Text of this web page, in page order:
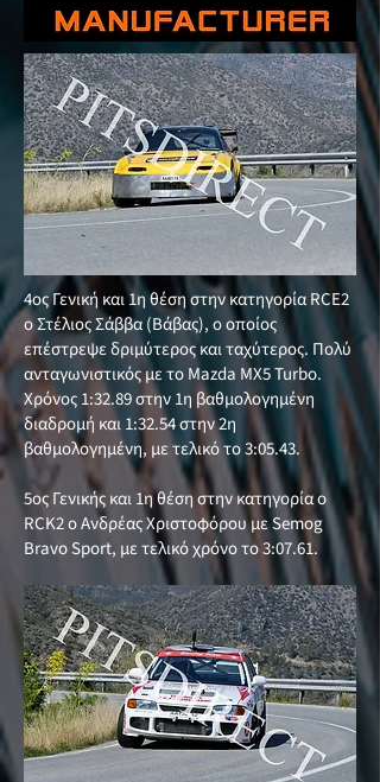
4ος Γενική και 1η θέση στην κατηγορία RCE2
ο Στέλιος Σάββα (Βάβας), ο οποίος
επέστρεψε δριμύτερος και ταχύτερος. Πολύ
ανταγωνιστικός με το Mazda MX5 Turbo.
Χρόνος 1:32.89 στην 1η βαθμολογημένη
διαδρομή και 1:32.54 στην 2η
βαθμολογημένη, με τελικό το 3:05.43.
5ος Γενικής και 1η θέση στην κατηγορία o
RCK2 ο Ανδρέας Χριστοφόρου με Semog
Bravo Sport, με τελικό χρόνο το 3:07.61.